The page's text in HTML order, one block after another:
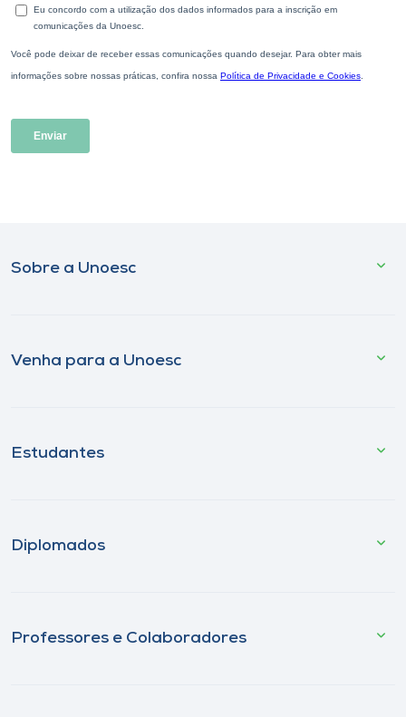
Sobre a Unoesc
Venha para a Unoesc
Estudantes
Diplomados
Professores e Colaboradores